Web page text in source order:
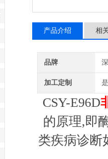
产品介绍 相
品牌
加工定制 是
CSY-E96D
的原理,即
类疾病诊断